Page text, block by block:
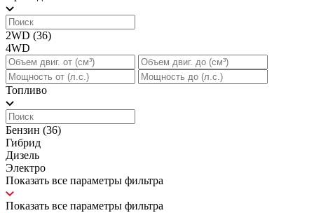
2WD (36)
4WD
Топливо
Бензин (36)
Гибрид
Дизель
Электро
Показать все параметры фильтра
Показать все параметры фильтра